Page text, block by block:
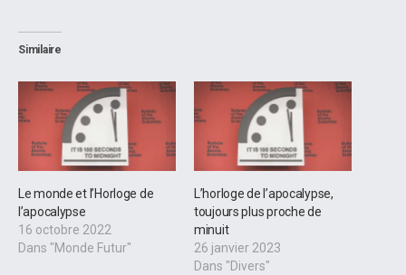
Similaire
Le monde et l’Horloge de
l’apocalypse
16 octobre 2022
Dans "Monde Futur"
L’horloge de l’apocalypse,
toujours plus proche de
minuit
26 janvier 2023
Dans "Divers"